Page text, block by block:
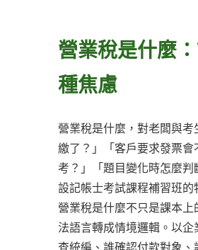
營業稅是什麼
種焦慮
營業稅是什麼，對老闆與
繳了？」「客戶要求發票
考？」「題目變化時怎麼
設記帳士考試課程補習班
營業稅是什麼不只是課本
法語言轉成情境邏輯。以